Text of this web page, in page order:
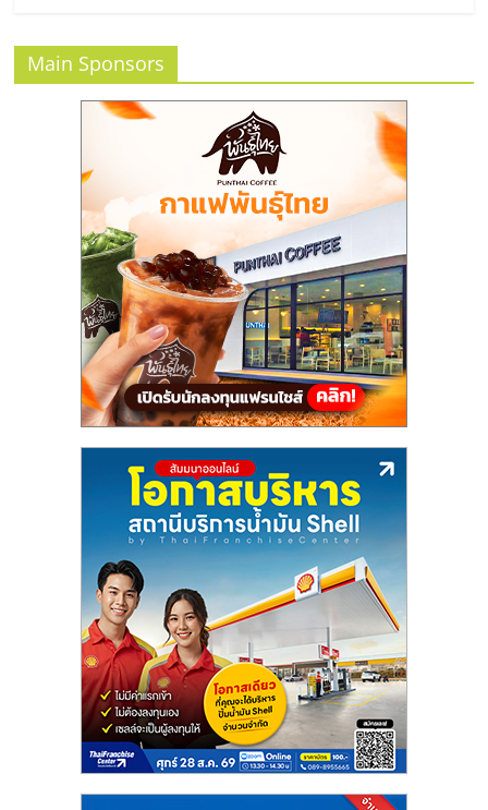
ที่
แฟ
ไชส์,
รวม
แฟ
ไชส์
ขาย
แฟ
Main Sponsors